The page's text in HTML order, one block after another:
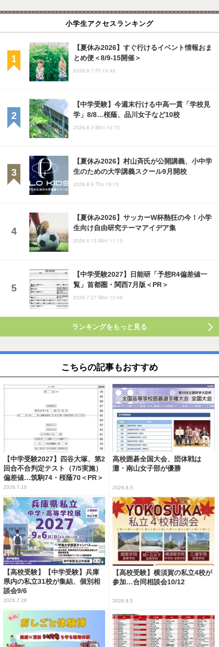
小学生アクセスランキング
【夏休み2026】すぐ行けるイベント情報おま
とめ便＜8/9-15開催＞
2026.8.7 Fri 19:45
【中学受験】今週末行ける中高一貫「学校見
学」8/8…桜蔭、品川女子など10校
2026.8.3 Mon 10:15
【夏休み2026】村山斉氏が公開講義、小中学
生のための大学講義スクール9月開校
2026.8.6 Thu 19:15
【夏休み2026】サッカーW杯熱狂の今！小学
生向け自由研究テーマアイデア集
2026.6.15 Mon 11:15
【中学受験2027】日能研「予想R4偏差値一
覧」首都圏・関西7月版＜PR＞
2026.7.27 Mon 13:46
ランキングをもっと見る
こちらの記事もおすすめ
【中学受験2027】四谷大塚、第2
回合不合判定テスト（7/5実施）
偏差値…筑駒74・桜蔭70＜PR＞
2026.7.10
高校囲碁全国大会、団体戦は
灘・南山女子部が優勝
2026.8.5
【高校受験】【中学受験】兵庫
県内の私立31校が集結、個別相
談会9/6
2026.7.28
【高校受験】横須賀の私立4校が
参加…合同相談会10/12
2026.8.5